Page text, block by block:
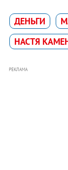
ДЕНЬГИ
НАСТЯ
РЕКЛАМА